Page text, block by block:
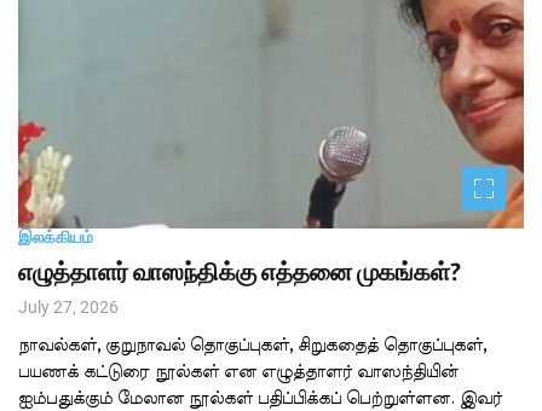
இலக்கியம்
எழுத்தாளர் வாஸந்திக்கு எத்தனை முகங்கள்?
July 27, 2026
நாவல்கள், குறுநாவல் தொகுப்புகள், சிறுகதைத் தொகுப்புகள்,
பயணக் கட்டுரை நூல்கள் என எழுத்தாளர் வாஸந்தியின்
ஐம்பதுக்கும் மேலான நூல்கள் பதிப்பிக்கப் பெற்றுள்ளன. இவர்